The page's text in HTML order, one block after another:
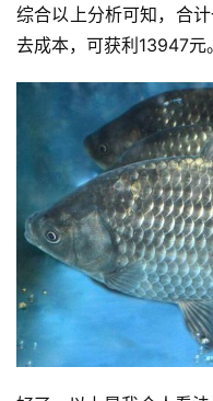
综合以上分析可知，合
去成本，可获利13947元